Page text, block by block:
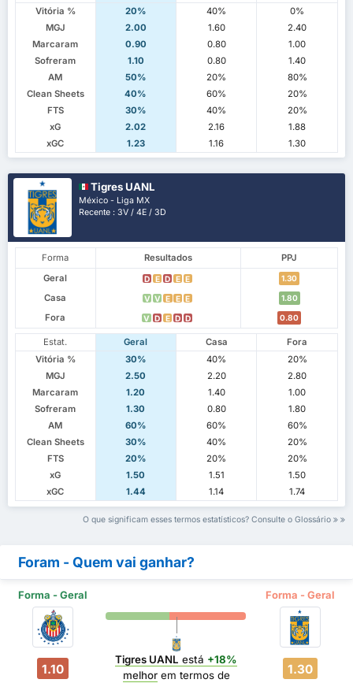
Vitória %
20% 40%
0%
MGJ
2.00 1.60
2.40
Marcaram
0.90 0.80
1.00
Sofreram
1.10 0.80
1.40
AM
50% 20%
80%
Clean Sheets
40% 60%
20%
FTS
30% 40%
20%
xG
2.02 2.16
1.88
xGC
1.23 1.16 1.30
Tigres UANL
México - Liga MX
Recente : 3V / 4E / 3D
Forma Resultados
PPJ
Geral
D E D E E 1.30
Casa V V E E E 1.80
Fora V D E D D 0.80
Estat. Geral Casa
Fora
Vitória %
30% 40%
20%
MGJ
2.50 2.20
2.80
Marcaram
1.20 1.40
1.00
Sofreram
1.30 0.80
1.80
AM
60% 60%
60%
Clean Sheets
30% 40%
20%
FTS
20% 20%
20%
xG
1.50 1.51
1.50
xGC
1.44 1.14 1.74
O que significam esses termos estatísticos? Consulte o Glossário
Foram - Quem vai ganhar?
Forma - Geral Forma - Geral
1.10
Tigres UANL está +18%
melhorem termos de
1.30